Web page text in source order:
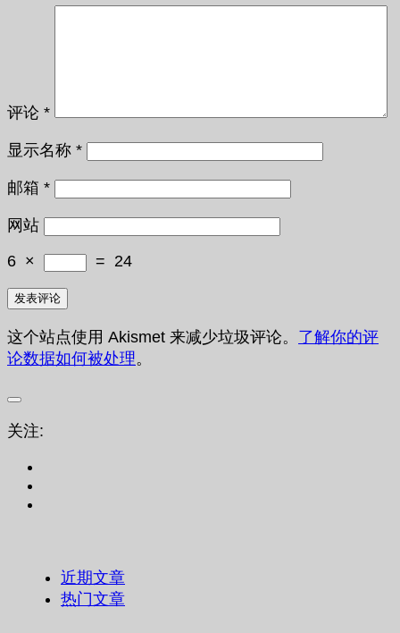
评论 *
显示名称 *
邮箱 *
网站
6 × = 24
这个站点使用 Akismet 来减少垃圾评论。 了解你的评
论数据如何被处理。
关注:
近期文章
热门文章